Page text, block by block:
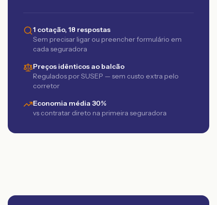
1 cotação, 18 respostas
Sem precisar ligar ou preencher formulário em
cada seguradora
Preços idênticos ao balcão
Regulados por SUSEP — sem custo extra pelo
corretor
Economia média 30%
vs contratar direto na primeira seguradora